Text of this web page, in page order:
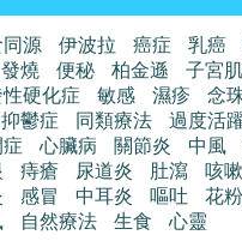
源 伊波拉 癌症 乳癌
發燒
便秘 柏金遜
子宮
硬化症
敏感 濕疹
念
抑鬱症
同類療法
過度活
心臟病 關節炎 中風
痔瘡 尿道炎 肚瀉
咳嗽
感冒 中耳炎 嘔吐
花
自然療法 生食 心靈